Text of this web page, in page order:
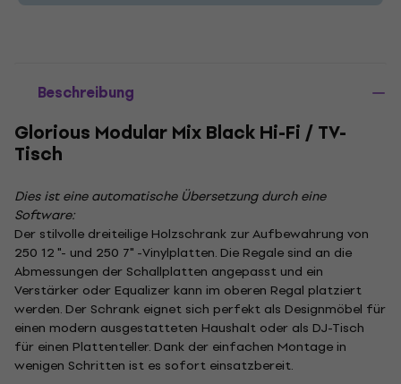
Beschreibung
Glorious Modular Mix Black Hi-Fi / TV-
Tisch
Dies ist eine automatische Übersetzung durch eine
Software:
Der stilvolle dreiteilige Holzschrank zur Aufbewahrung von
250 12 "- und 250 7" -Vinylplatten. Die Regale sind an die
Abmessungen der Schallplatten angepasst und ein
Verstärker oder Equalizer kann im oberen Regal platziert
werden. Der Schrank eignet sich perfekt als Designmöbel für
einen modern ausgestatteten Haushalt oder als DJ-Tisch
für einen Plattenteller. Dank der einfachen Montage in
wenigen Schritten ist es sofort einsatzbereit.